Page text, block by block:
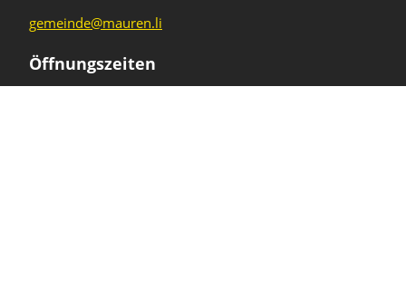
gemeinde@mauren.li
Öffnungszeiten